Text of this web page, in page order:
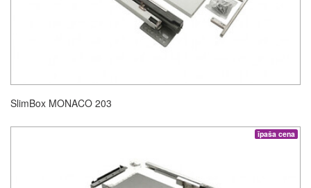
SlimBox MONACO 203
īpaša cena